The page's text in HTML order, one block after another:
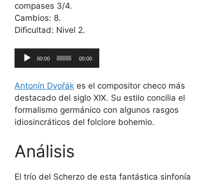
compases 3/4.
Cambios: 8.
Dificultad: Nivel 2.
Reproductor
de
00:00 00:00
Antonín Dvořák es el compositor checo más
destacado del siglo XIX. Su estilo concilia el
formalismo germánico con algunos rasgos
idiosincráticos del folclore bohemio.
Análisis
El trío del Scherzo de esta fantástica sinfonía